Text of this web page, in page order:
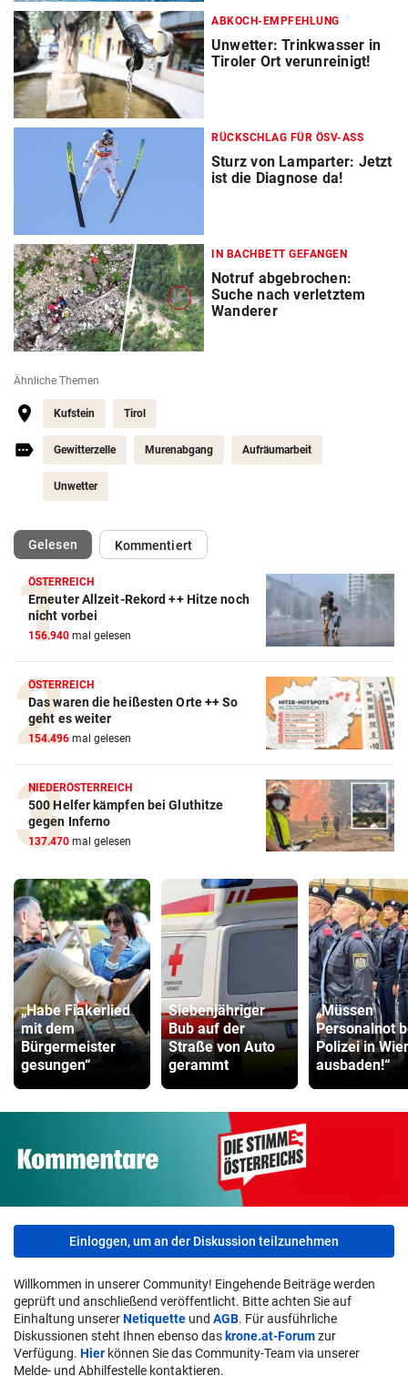
ABKOCH-EMPFEHLUNG
Unwetter: Trinkwasser in
Tiroler Ort verunreinigt!
RÜCKSCHLAG FÜR ÖSV-ASS
Sturz von Lamparter: Jetzt
ist die Diagnose da!
IN BACHBETT GEFANGEN
Notruf abgebrochen:
Suche nach verletztem
Wanderer
Ähnliche Themen
Kufstein Tirol
Gewitterzelle Murenabgang Aufräumarbeit
Unwetter
Gelesen(ausgewählt)Kommentiert
ÖSTERREICH
Erneuter Allzeit-Rekord ++ Hitze noch
nicht vorbei
156.940 mal gelesen
ÖSTERREICH
Das waren die heißesten Orte ++ So
geht es weiter
154.496 mal gelesen
NIEDERÖSTERREICH
500 Helfer kämpfen bei Gluthitze
gegen Inferno
137.470 mal gelesen
„Habe Fiakerlied
mit dem
Bürgermeister
gesungen“
Siebenjähriger
Bub auf der
Straße von Auto
gerammt
„Müssen
Personalnot
Polizei in
ausbaden!“
Einloggen, um an der Diskussion teilzunehmen
Willkommen in unserer Community! Eingehende Beiträge werden
geprüft und anschließend veröffentlicht. Bitte achten Sie auf
Einhaltung unsererNetiquette und AGB. Für ausführliche
Diskussionen steht Ihnen ebenso das krone.at-Forumzur
Verfügung. Hier können Sie das Community-Team via unserer
Melde- und Abhilfestelle kontaktieren.